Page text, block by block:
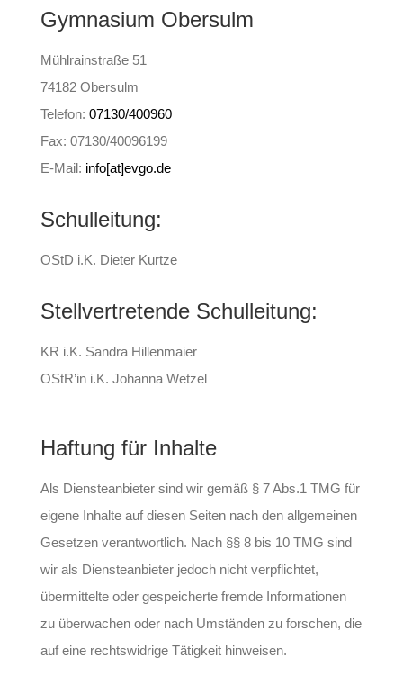
Gymnasium Obersulm
Mühlrainstraße 51
74182 Obersulm
Telefon: 07130/400960
Fax: 07130/40096199
E-Mail: info[at]evgo.de
Schulleitung:
OStD i.K. Dieter Kurtze
Stellvertretende Schulleitung:
KR i.K. Sandra Hillenmaier
OStR’in i.K. Johanna Wetzel
Haftung für Inhalte
Als Diensteanbieter sind wir gemäß § 7 Abs.1 TMG für
eigene Inhalte auf diesen Seiten nach den allgemeinen
Gesetzen verantwortlich. Nach §§ 8 bis 10 TMG sind
wir als Diensteanbieter jedoch nicht verpflichtet,
übermittelte oder gespeicherte fremde Informationen
zu überwachen oder nach Umständen zu forschen, die
auf eine rechtswidrige Tätigkeit hinweisen.